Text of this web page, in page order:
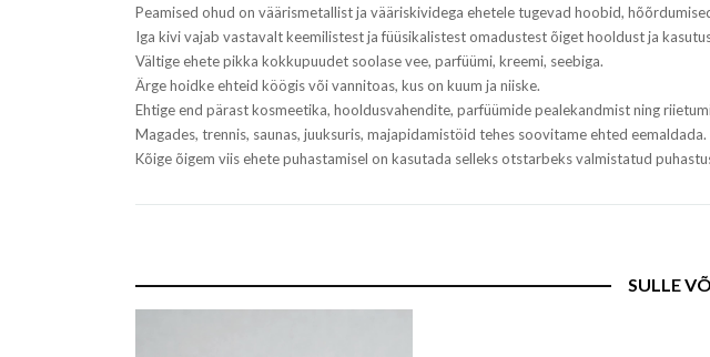
Peamised ohud on väärismetallist ja vääriskividega ehetele tugevad hoobid,
Iga kivi vajab vastavalt keemilistest ja füüsikalistest omadustest õiget hooldust ja
Vältige ehete pikka kokkupuudet soolase vee, parfüümi, kreemi, seebiga.
Ärge hoidke ehteid köögis või vannitoas, kus on kuum ja niiske.
Ehtige end pärast kosmeetika, hooldusvahendite, parfüümide pealekandmist ning
Magades, trennis, saunas, juuksuris, majapidamistöid tehes soovitame ehted eemaldada.
Kõige õigem viis ehete puhastamisel on kasutada selleks otstarbeks valmistatud
SULLE